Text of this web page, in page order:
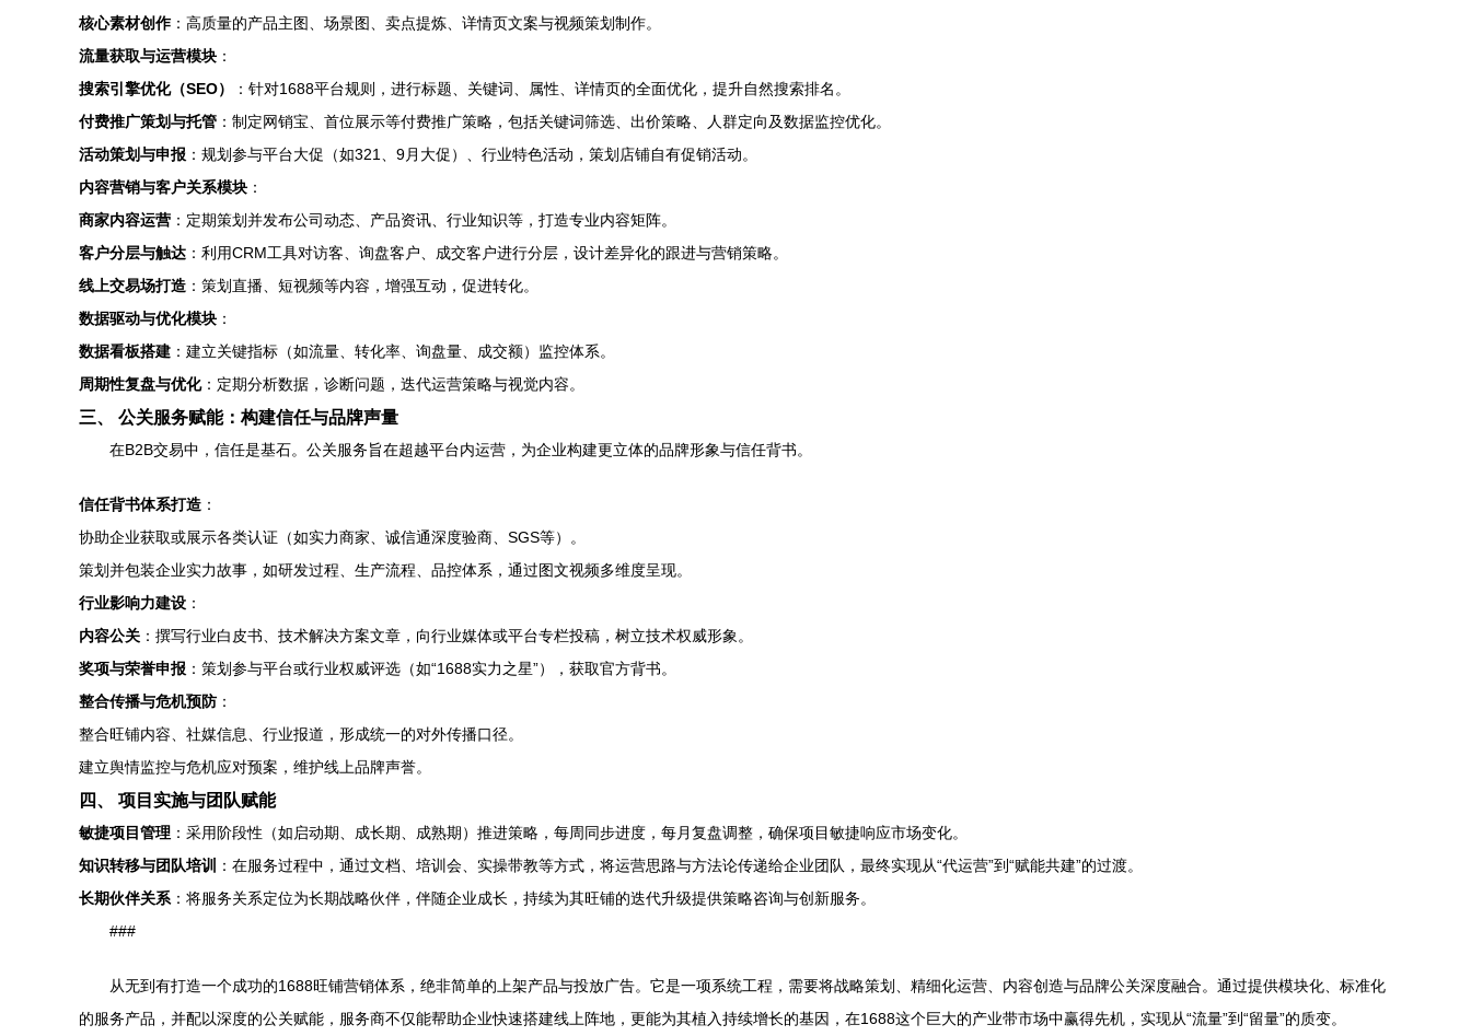
核心素材创作：高质量的产品主图、场景图、卖点提炼、详情页文案与视频策划制作。
流量获取与运营模块 ：
搜索引擎优化（SEO）
：针对1688平台规则，进行标题、关键词、属性、详情页的全面优化，提升自然搜索排名。
付费推广策划与托管 ：制定网销宝、首位展示等付费推广策略，包括关键词筛选、出价策略、人群定向及数据监控优化。
活动策划与申报 ：规划参与平台大促（如321、9月大促）、行业特色活动，策划店铺自有促销活动。
内容营销与客户关系模块 ：
商家内容运营 ：定期策划并发布公司动态、产品资讯、行业知识等，打造专业内容矩阵。
客户分层与触达 ：利用CRM工具对访客、询盘客户、成交客户进行分层，设计差异化的跟进与营销策略。
线上交易场打造 ：策划直播、短视频等内容，增强互动，促进转化。
数据驱动与优化模块 ：
数据看板搭建 ：建立关键指标（如流量、转化率、询盘量、成交额）监控体系。
周期性复盘与优化：定期分析数据，诊断问题，迭代运营策略与视觉内容。
三、 公关服务赋能：构建信任与品牌声量
在B2B交易中，信任是基石。公关服务旨在超越平台内运营，为企业构建更立体的品牌形象与信任背书。
信任背书体系打造 ：
协助企业获取或展示各类认证（如实力商家、诚信通深度验商、SGS等）。
策划并包装企业实力故事，如研发过程、生产流程、品控体系，通过图文视频多维度呈现。
行业影响力建设 ：
内容公关 ：撰写行业白皮书、技术解决方案文章，向行业媒体或平台专栏投稿，树立技术权威形象。
奖项与荣誉申报 ：策划参与平台或行业权威评选（如“1688实力之星”），获取官方背书。
整合传播与危机预防：
整合旺铺内容、社媒信息、行业报道，形成统一的对外传播口径。
建立舆情监控与危机应对预案，维护线上品牌声誉。
四、 项目实施与团队赋能
敏捷项目管理 ：采用阶段性（如启动期、成长期、成熟期）推进策略，每周同步进度，每月复盘调整，确保项目敏捷响应市场变化。
知识转移与团队培训
：在服务过程中，通过文档、培训会、实操带教等方式，将运营思路与方法论传递给企业团队，最终实现从“代运营”到“赋能共建”的过渡。
长期伙伴关系 ：将服务关系定位为长期战略伙伴，伴随企业成长，持续为其旺铺的迭代升级提供策略咨询与创新服务。
###
从无到有打造一个成功的1688旺铺营销体系，绝非简单的上架产品与投放广告。它是一项系统工程，需要将战略策划、精细化运营、内容创造与品牌公关深度融合。通过提供模块化、标准化
的服务产品，并配以深度的公关赋能，服务商不仅能帮助企业快速搭建线上阵地，更能为其植入持续增长的基因，在1688这个巨大的产业带市场中赢得先机，实现从“流量”到“留量”的质变。